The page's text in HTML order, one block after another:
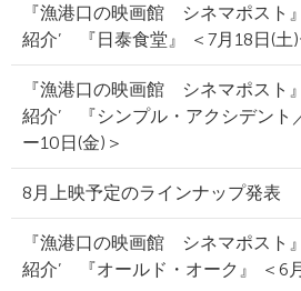
『漁港口の映画館 シネマポスト
紹介’ 『日泰食堂』 ＜7月18日(土)
『漁港口の映画館 シネマポスト
紹介’ 『シンプル・アクシデント
ー10日(金)＞
8月上映予定のラインナップ発表
『漁港口の映画館 シネマポスト
紹介’ 『オールド・オーク』 ＜6